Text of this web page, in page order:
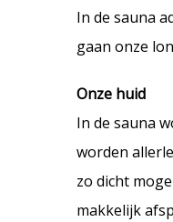
In de sauna
gaan onze
Onze huid
In de sauna
worden
zo dicht
makkelijk